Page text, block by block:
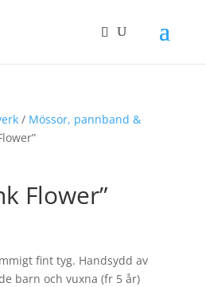
/ Mössor, pannband &
Flower”
fint tyg. Handsydd av
barn och vuxna (fr 5 år)